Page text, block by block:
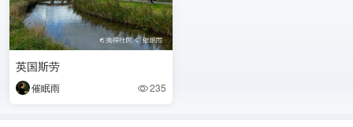
英国斯劳
催眠雨 235